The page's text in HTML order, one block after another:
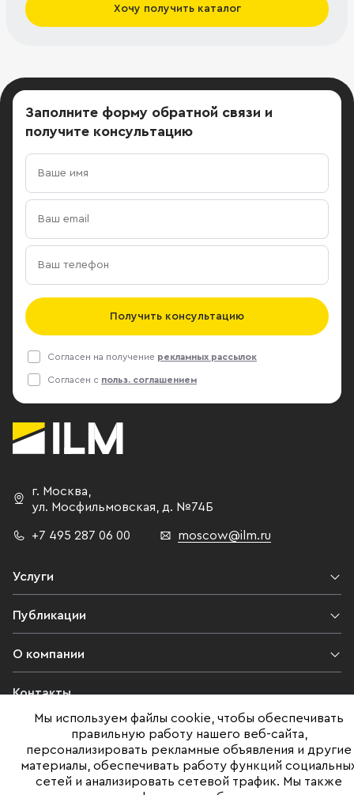
Хочу получить каталог
Заполните форму обратной связи и
получите консультацию
Получить консультацию
Согласен на получение рекламных рассылок
Согласен с польз. соглашением
г. Москва,
ул. Мосфильмовская, д. №74Б
+7 495 287 06 00 moscow@ilm.ru
Услуги
Публикации
О компании
Контакты
Юридическая информация
Мы используем файлы cookie, чтобы обеспечивать
правильную работу нашего веб-сайта,
персонализировать рекламные объявления и другие
материалы, обеспечивать работу функций
сетей и анализировать сетевой трафик. Мы также